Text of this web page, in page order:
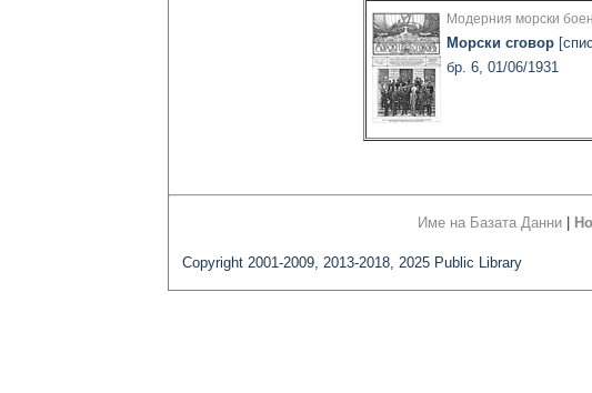
Модерния морски боен
Морски сговор
бр. 6, 01/06/1931
Име на Базата Данни
Copyright 2001-2009, 2013-2018, 2025 Public Library